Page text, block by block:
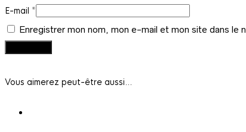
E-mail *
Enregistrer mon nom, mon e-mail et mon site dans le
Vous aimerez peut-être aussi…